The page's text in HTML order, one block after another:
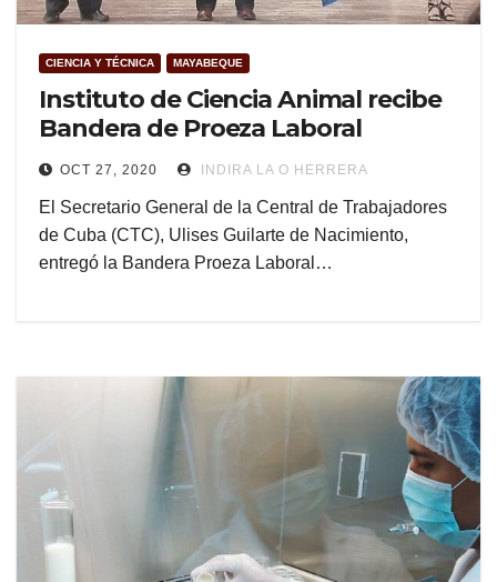
CIENCIA Y TÉCNICA MAYABEQUE
Instituto de Ciencia Animal recibe
Bandera de Proeza Laboral
OCT 27, 2020 INDIRA LA O HERRERA
El Secretario General de la Central de Trabajadores
de Cuba (CTC), Ulises Guilarte de Nacimiento,
entregó la Bandera Proeza Laboral…